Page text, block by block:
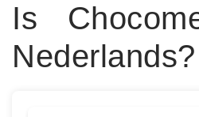
Is
Nederlands?